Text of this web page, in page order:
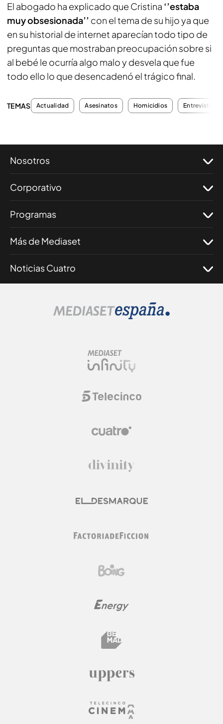
El abogado ha explicado que Cristina ‘’estaba
muy obsesionada’’ con el tema de su hijo ya que
en su historial de internet aparecían todo tipo de
preguntas que mostraban preocupación sobre si
al bebé le ocurría algo malo y desvela que fue
todo ello lo que desencadenó el trágico final.
TEMAS Actualidad Asesinatos Homicidios Entrevistas
Nosotros
Corporativo
Programas
Más de Mediaset
Noticias Cuatro